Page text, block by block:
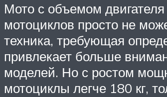
Мото с объемом
мотоциклов просто не
техника, требующая
привлекает больше
моделей. Но с ростом
мотоциклы легче 180 кг,